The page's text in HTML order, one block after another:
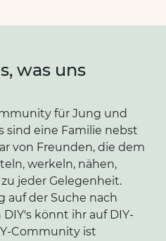
was uns
für Jung und
sind eine Familie nebst
von Freunden, die dem
werkeln, nähen,
jeder Gelegenheit.
auf der Suche nach
könnt ihr auf DIY-
Community ist